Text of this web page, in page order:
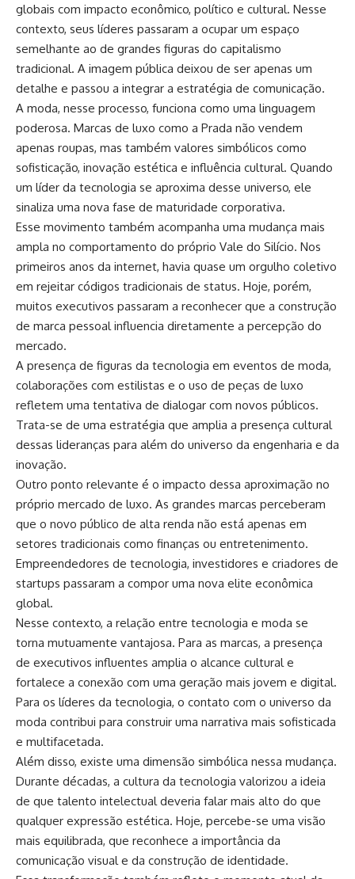
globais com impacto econômico, político e cultural. Nesse
contexto, seus líderes passaram a ocupar um espaço
semelhante ao de grandes figuras do capitalismo
tradicional. A imagem pública deixou de ser apenas um
detalhe e passou a integrar a estratégia de comunicação.
A moda, nesse processo, funciona como uma linguagem
poderosa. Marcas de luxo como a Prada não vendem
apenas roupas, mas também valores simbólicos como
sofisticação, inovação estética e influência cultural. Quando
um líder da tecnologia se aproxima desse universo, ele
sinaliza uma nova fase de maturidade corporativa.
Esse movimento também acompanha uma mudança mais
ampla no comportamento do próprio Vale do Silício. Nos
primeiros anos da internet, havia quase um orgulho coletivo
em rejeitar códigos tradicionais de status. Hoje, porém,
muitos executivos passaram a reconhecer que a construção
de marca pessoal influencia diretamente a percepção do
mercado.
A presença de figuras da tecnologia em eventos de moda,
colaborações com estilistas e o uso de peças de luxo
refletem uma tentativa de dialogar com novos públicos.
Trata-se de uma estratégia que amplia a presença cultural
dessas lideranças para além do universo da engenharia e da
inovação.
Outro ponto relevante é o impacto dessa aproximação no
próprio mercado de luxo. As grandes marcas perceberam
que o novo público de alta renda não está apenas em
setores tradicionais como finanças ou entretenimento.
Empreendedores de tecnologia, investidores e criadores de
startups passaram a compor uma nova elite econômica
global.
Nesse contexto, a relação entre tecnologia e moda se
torna mutuamente vantajosa. Para as marcas, a presença
de executivos influentes amplia o alcance cultural e
fortalece a conexão com uma geração mais jovem e digital.
Para os líderes da tecnologia, o contato com o universo da
moda contribui para construir uma narrativa mais sofisticada
e multifacetada.
Além disso, existe uma dimensão simbólica nessa mudança.
Durante décadas, a cultura da tecnologia valorizou a ideia
de que talento intelectual deveria falar mais alto do que
qualquer expressão estética. Hoje, percebe-se uma visão
mais equilibrada, que reconhece a importância da
comunicação visual e da construção de identidade.